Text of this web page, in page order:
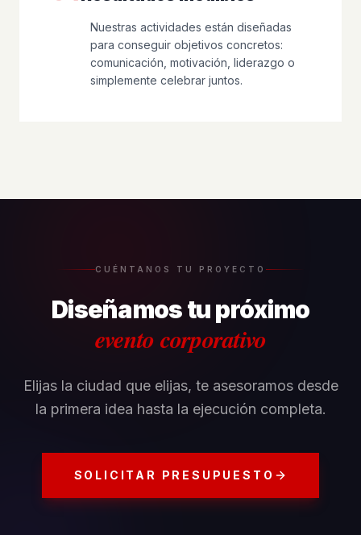
Nuestras actividades están diseñadas
para conseguir objetivos concretos:
comunicación, motivación, liderazgo o
simplemente celebrar juntos.
CUÉNTANOS TU PROYECTO
Diseñamos tu próximo
evento corporativo
Elijas la ciudad que elijas, te asesoramos desde
la primera idea hasta la ejecución completa.
SOLICITAR PRESUPUESTO